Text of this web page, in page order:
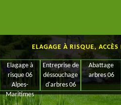
ELAGAGE À RISQUE, ACCÈS
Elagage à
risque 06
Alpes-
Maritimes
Entreprise de
déssouchage
d'arbres 06
Abattage
arbres 06